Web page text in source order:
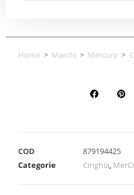
Home > Marchi > Mercury >
COD
879194425
Categorie
Cinghia